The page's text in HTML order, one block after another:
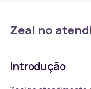
Zeal no
Introdução